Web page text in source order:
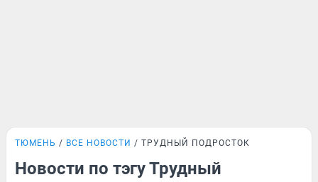
ТЮМЕНЬ ВСЕ НОВОСТИ ТРУДНЫЙ ПОДРОСТОК
Новости по тэгу Трудный